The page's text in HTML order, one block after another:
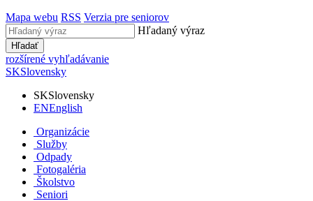
Mapa webu RSS Verzia pre seniorov
Hľadaný výraz
Hľadať
rozšírené vyhľadávanie
SKSlovensky
SKSlovensky
ENEnglish
Organizácie
Služby
Odpady
Fotogaléria
Školstvo
Seniori